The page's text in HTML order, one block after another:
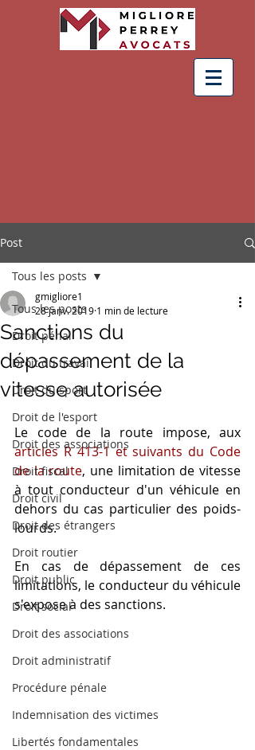
Post
Tous les posts
Droit pénal
Droit du travail
Droit du sport
Droit de l'esport
Droit des associations
Droit fiscal
Droit civil
Droit des étrangers
Droit routier
Droit public
Droit social
Droit des associations
Droit administratif
Procédure pénale
Indemnisation des victimes
Libertés fondamentales
Tous les posts
Sanctions du
dépassement de la
vitesse autorisée
gmigliore1
28 janv. 2019 1 min de lecture
articles R 413-1 et suivants du Code
de la route, une limitation de vitesse
à tout conducteur d'un véhicule en
dehors du cas particulier des poids-
lourds.
En cas de dépassement de ces
limitations, le conducteur du véhicule
s'expose à des sanctions.